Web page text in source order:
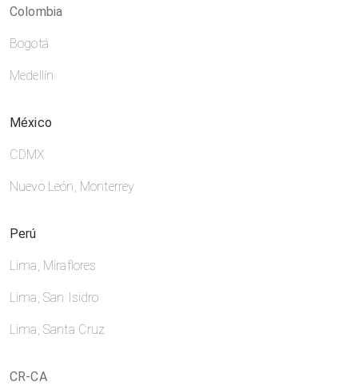
Colombia
Bogotá
Medellín
México
CDMX
Nuevo León, Monterrey
Perú
Lima, Miraflores
Lima, San Isidro
Lima, Santa Cruz
CR-CA